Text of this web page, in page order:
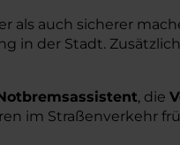
als auch sicherer
in der Stadt.
, die
im Straßenverkehr